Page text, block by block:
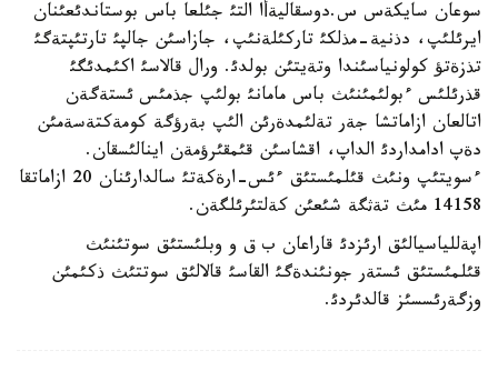
سوعان سايكةس س.دوسقاليةأا التئ جئلعا باس بوستاندئعئنان
ايرئلئپ، دذنية-مذلكئ تاركئلةنئپ، جازاسئن جالپئ تارتئپتةگئ
تذزةتؤ كولونياسئندا وتةيتئن بولدئ. ورال قالاسئ اكئمدئگئ
قذرئلئس ءبولئمئنئث باس مامانئ بولئپ جذمئس ئستةگةن
اتالعان ازاماتشا جةر تةلئمدةرئن الئپ بةرؤگة كومةكتةسةمئن
دةپ ادامداردئ الداپ، اقشاسئن قئمقئرؤمةن اينالئسقان.
ءسويتئپ ونئث قئلمئستئق ءئس-ارةكةتئ سالدارئنان 20 ازاماتقا
14158 مئث تةثگة شئعئن كةلتئرئلگةن.
اپةللياسيالئق ارئزدئ قاراعان ب ق و وبلئستئق سوتئنئث
قئلمئستئق ئستةر جونئندةگئ القاسئ قالالئق سوتتئث ذكئمئن
وزگةرئسسئز قالدئردئ.